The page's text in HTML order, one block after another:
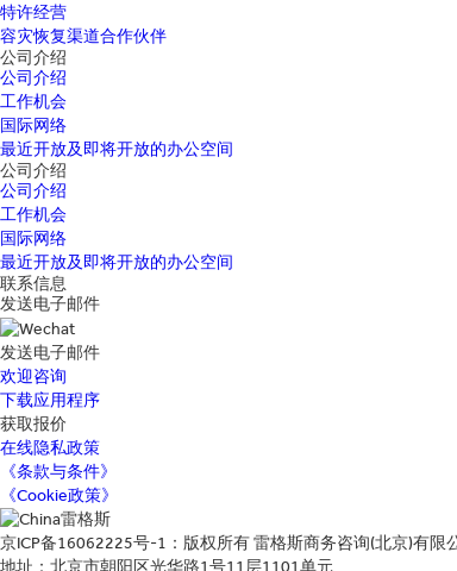
特许经营
容灾恢复渠道合作伙伴
公司介绍
公司介绍
工作机会
国际网络
最近开放及即将开放的办公空间
公司介绍
公司介绍
工作机会
国际网络
最近开放及即将开放的办公空间
联系信息
发送电子邮件
发送电子邮件
欢迎咨询
下载应用程序
获取报价
在线隐私政策
《条款与条件》
《Cookie政策》
京ICP备16062225号-1：版权所有 雷格斯商务咨询(北京)有限